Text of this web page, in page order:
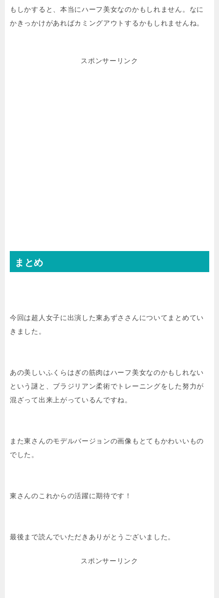
もしかすると、本当にハーフ美女なのかもしれません。なに
かきっかけがあればカミングアウトするかもしれませんね。
スポンサーリンク
まとめ
今回は超人女子に出演した東あずささんについてまとめてい
きました。
あの美しいふくらはぎの筋肉はハーフ美女なのかもしれない
という謎と、ブラジリアン柔術でトレーニングをした努力が
混ざって出来上がっているんですね。
また東さんのモデルバージョンの画像もとてもかわいいもの
でした。
東さんのこれからの活躍に期待です！
最後まで読んでいただきありがとうございました。
スポンサーリンク